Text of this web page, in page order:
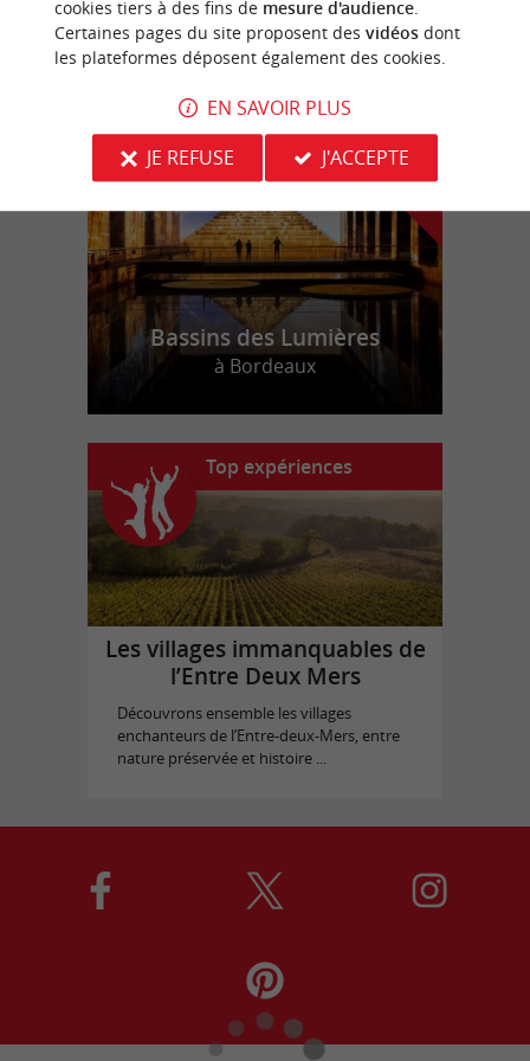
n
o
t
r
e
c
o
u
p
d
e
c
o
e
u
r
Bassins des Lumières
à Bordeaux
Top expériences
Les villages immanquables de
l’Entre Deux Mers
Découvrons ensemble les villages
enchanteurs de l’Entre-deux-Mers, entre
nature préservée et histoire ...
cookies tiers à des fins de mesure d'audience.
Certaines pages du site proposent des vidéosdont
les plateformes déposent également des cookies.
EN SAVOIR PLUS
JE REFUSE
J'ACCEPTE